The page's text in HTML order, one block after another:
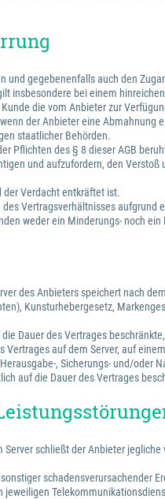
und gegebenenfalls auch den
insbesondere bei einem
die vom Anbieter zur
der Anbieter eine
staatlicher Behörden.
Pflichten des § 8 dieser AGB
und aufzufordern, den
der Verdacht entkräftet ist.
Vertragsverhältnisses
weder ein Minderungs- noch
des Anbieters speichert nach
Kunsturhebergesetz,
Dauer des Vertrages
Vertrages auf dem Server, auf
, Sicherungs- und/oder
auf die Dauer des Vertrages
schließt der Anbieter